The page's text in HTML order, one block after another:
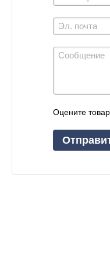
Оцените товар